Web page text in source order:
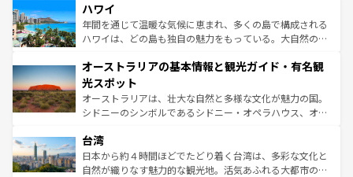
着のスイス情報は
のような巨大都市は、観光、ショッピング、エンターテイ
ンメントが詰まった刺激的なスポットだ。一方、アメリカ
西部には大自然が広がり、グランドキャニオンやイエロー
部のニューオーリンズでは、音楽と美食が融合した独特の
文化が魅力。旅行者はアメリカの各地域で異なる魅力を楽
しみながら、その多様性と豊かな歴史を感じることができ
るだろう。車でのロードトリップや列車の旅も、アメリカ
情報は
ハワイ
年間を通じて温暖な気候に恵まれ、多くの島で構成される
ハワイは、どの島も独自の魅力をもっている。大自然の神
ワイ島は見逃せない。また、定番の観光地といえばオアフ
島だが、静かな自然を求めるならマウイ島やカウアイ島が
おすすめ。エメラルドグリーンに輝く海をはじめ、豊かな
文化や歴史が息づいている。「アロハスピリット」と呼ば
人々、おいしいローカルフードやハワイアンミュージッ
ク、伝統的なフラダンスなど、すべてがハワイの魅力を彩
っている。訪れるたびに新しい発見と感動が待っているハ
オーストラリアの基本情報と観光ガイド・有名観
光スポット
オーストラリアは、壮大な自然と多様な文化が魅力の国。
シドニーのシンボルであるシドニー・オペラハウス、オー
リアリーフや大陸中央部にそびえるウルル（エアーズロッ
ク）、タスマニアの美しい原生林やケアンズの熱帯雨林な
ど、見どころがたくさん。また、カフェやワイン、オージ
台湾
日本から約４時間ほどでたどり着く台湾は、多彩な文化と
自然が織りなす魅力的な観光地。活気あふれる大都市の台